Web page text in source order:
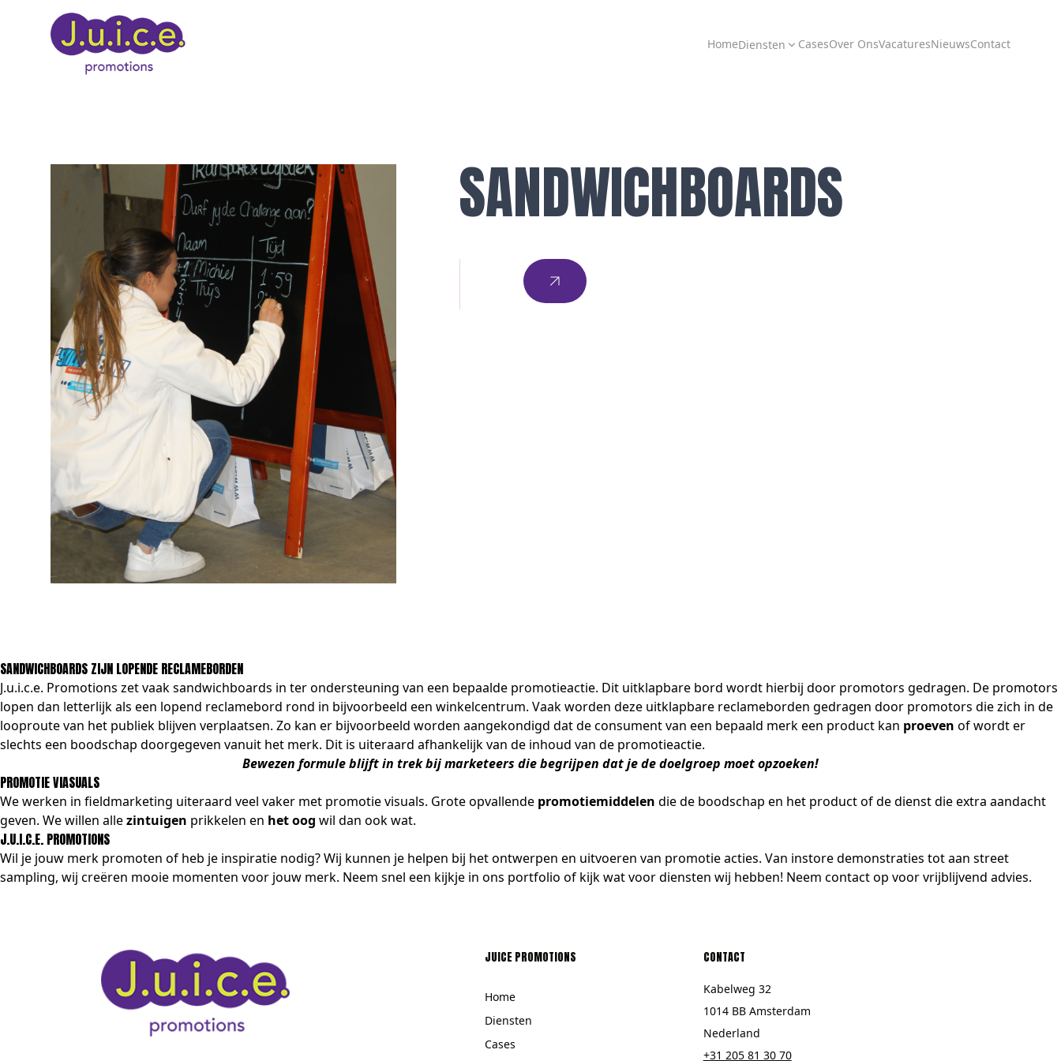
HomeDiensten CasesOver OnsVacaturesNieuwsContact
SANDWICHBOARDS
SANDWICHBOARDS ZIJN LOPENDE RECLAMEBORDEN
J.u.i.c.e. Promotions zet vaak sandwichboards in ter ondersteuning van een bepaalde promotieactie. Dit uitklapbare bord wordt hierbij door promotors gedragen. De promotors
lopen dan letterlijk als een lopend reclamebord rond in bijvoorbeeld een winkelcentrum. Vaak worden deze uitklapbare reclameborden gedragen door promotors die zich in de
looproute van het publiek blijven verplaatsen. Zo kan er bijvoorbeeld worden aangekondigd dat de consument van een bepaald merk een product kan proeven of wordt er
slechts een boodschap doorgegeven vanuit het merk. Dit is uiteraard afhankelijk van de inhoud van de promotieactie.
Bewezen formule blijft in trek bij marketeers die begrijpen dat je de doelgroep moet opzoeken!
PROMOTIE VIASUALS
We werken in fieldmarketing uiteraard veel vaker met promotie visuals. Grote opvallende promotiemiddelen die de boodschap en het product of de dienst die extra aandacht
geven. We willen allezintuigen prikkelen en het oog wil dan ook wat.
J.U.I.C.E. PROMOTIONS
Wil je jouw merk promoten of heb je inspiratie nodig? Wij kunnen je helpen bij het ontwerpen en uitvoeren van promotie acties. Van instoredemonstraties tot aan street
sampling, wij creëren mooie momenten voor jouw merk. Neem snel een kijkje in ons portfolio of kijk wat voordiensten wij hebben! Neem contactop voor vrijblijvend advies.
JUICE PROMOTIONS
Home
Diensten
Cases
CONTACT
Kabelweg 32
1014 BB Amsterdam
Nederland
+31 205 81 30 70